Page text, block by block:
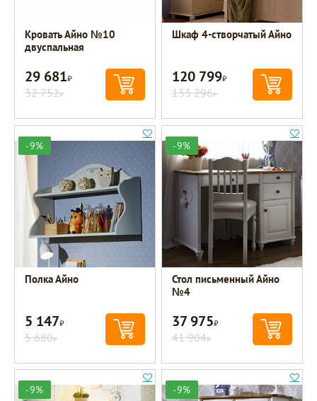
Кровать Айно №10
двуспальная
29 681Р
32 752Р
Шкаф 4-створчатый Айно
120 799Р
133 296Р
-9%
Полка Айно
5 147Р
5 680Р
-9%
Стол письменный Айно
№4
37 975Р
41 904Р
-9% -9%